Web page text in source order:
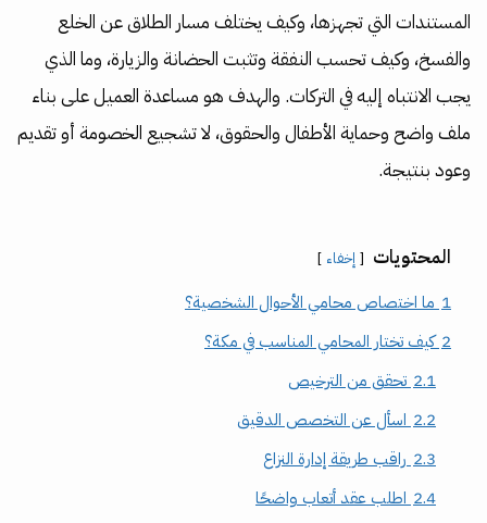
المستندات التي تجهزها، وكيف يختلف مسار الطلاق عن الخلع
والفسخ، وكيف تحسب النفقة وتثبت الحضانة والزيارة، وما الذي
يجب الانتباه إليه في التركات. والهدف هو مساعدة العميل على بناء
ملف واضح وحماية الأطفال والحقوق، لا تشجيع الخصومة أو تقديم
وعود بنتيجة.
المحتويات إخفاء
1 ما اختصاص محامي الأحوال الشخصية؟
2 كيف تختار المحامي المناسب في مكة؟
2.1 تحقق من الترخيص
2.2 اسأل عن التخصص الدقيق
2.3 راقب طريقة إدارة النزاع
2.4 اطلب عقد أتعاب واضحًا